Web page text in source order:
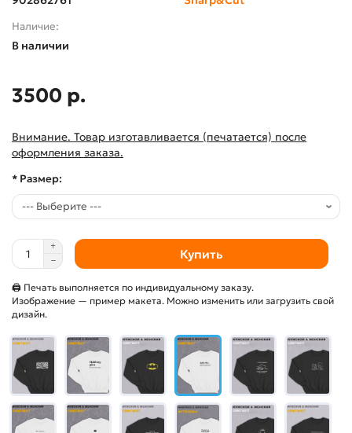
Наличие:
В наличии
3500 р.
Внимание. Товар изготавливается (печатается) после
оформления заказа.
* Размер:
Купить
🖨 Печать выполняется по индивидуальному заказу.
Изображение — пример макета. Можно изменить или загрузить свой
дизайн.